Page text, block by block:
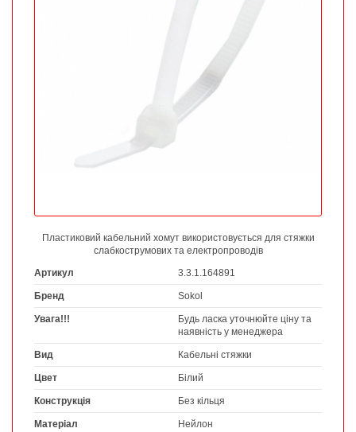
Пластиковий кабельний хомут використовується для стяжки
слабкострумових та електропроводів
Артикул
3.3.1.164891
Бренд Sokol
Увага!!!
Будь ласка уточнюйте ціну та
наявність у менеджера
Вид Кабельні стяжки
Цвет Білий
Конструкція Без кільця
Матеріал Нейлон